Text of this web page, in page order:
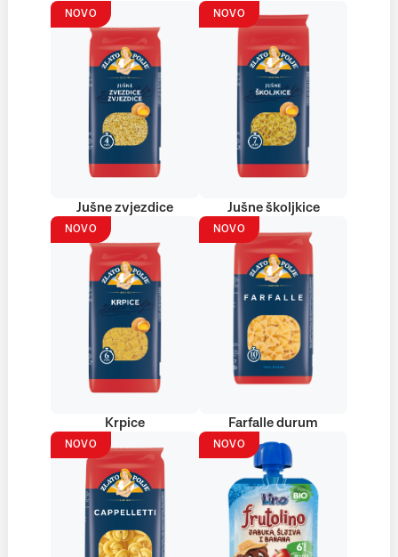
NOVO
Jušne zvjezdice
NOVO
Jušne školjkice
NOVO
Krpice
NOVO
Farfalle durum
NOVO NOVO